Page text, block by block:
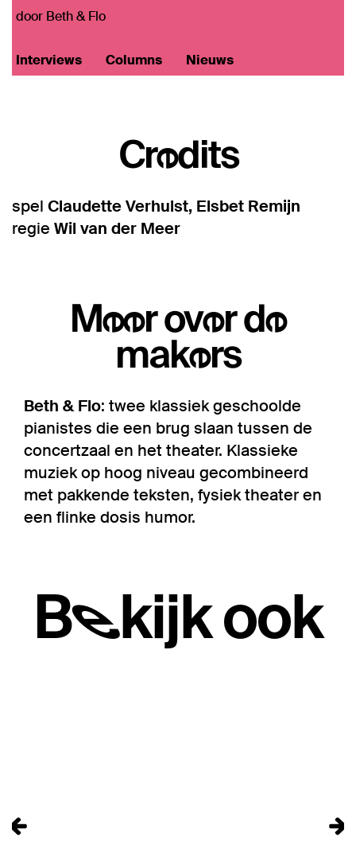
door Beth & Flo
Interviews Columns Nieuws
Credits
spel Claudette Verhulst, Elsbet Remijn
regie Wil van der Meer
Meer over de
makers
Beth & Flo: twee klassiek geschoolde
pianistes die een brug slaan tussen de
concertzaal en het theater. Klassieke
muziek op hoog niveau gecombineerd
met pakkende teksten, fysiek theater en
een flinke dosis humor.
Bekijk ook